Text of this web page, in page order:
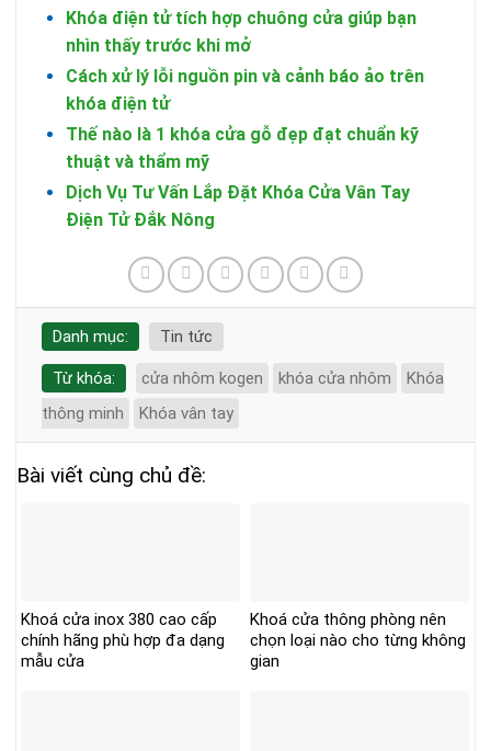
Khóa điện tử tích hợp chuông cửa giúp bạn
nhìn thấy trước khi mở
Cách xử lý lỗi nguồn pin và cảnh báo ảo trên
khóa điện tử
Thế nào là 1 khóa cửa gỗ đẹp đạt chuẩn kỹ
thuật và thẩm mỹ
Dịch Vụ Tư Vấn Lắp Đặt Khóa Cửa Vân Tay
Điện Tử Đắk Nông
Danh mục: Tin tức
Từ khóa: cửa nhôm kogen khóa cửa nhôm
Khóa
thông minh
Khóa vân tay
Bài viết cùng chủ đề:
Khoá cửa inox 380 cao cấp
chính hãng phù hợp đa dạng
mẫu cửa
Khoá cửa thông phòng nên
chọn loại nào cho từng không
gian